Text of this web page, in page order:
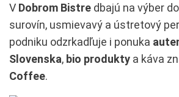
V Dobrom Bistre dbajú na výber
surovín, usmievavý a ústretový
podniku odzrkadľuje i ponuka
Slovenska, bio produkty a káva
Coffee.